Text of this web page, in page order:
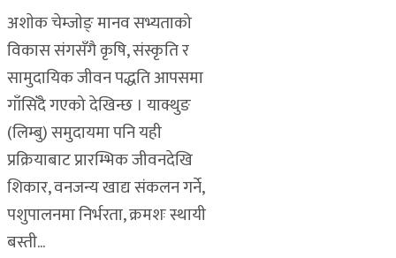
अशाेक चेम्जाेङ् मानव सभ्यताको
विकास संगसँगै कृषि, संस्कृति र
सामुदायिक जीवन पद्धति आपसमा
गाँसिँदै गएको देखिन्छ । याक्थुङ
(लिम्बु) समुदायमा पनि यही
प्रक्रियाबाट प्रारम्भिक जीवनदेखि
शिकार, वनजन्य खाद्य संकलन गर्ने,
पशुपालनमा निर्भरता, क्रमशः स्थायी
बस्ती...